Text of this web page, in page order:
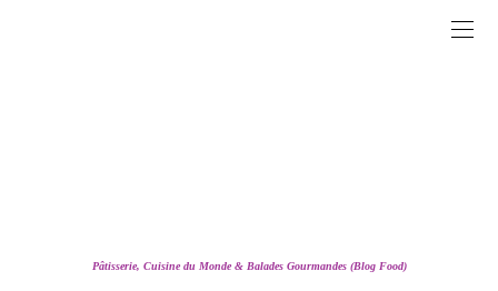
Pâtisserie, Cuisine du Monde & Balades Gourmandes (Blog Food)